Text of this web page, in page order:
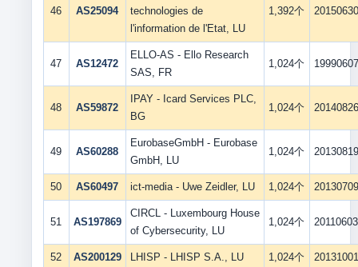
46 AS25094
technologies de
l'information de l'Etat, LU
1,392个 20150630
47 AS12472
ELLO-AS - Ello Research
SAS, FR
1,024个 19990607
48 AS59872
IPAY - Icard Services PLC,
BG
1,024个 20140826
49 AS60288
EurobaseGmbH - Eurobase
GmbH, LU
1,024个 20130819
50 AS60497 ict-media - Uwe Zeidler, LU 1,024个 20130709
51 AS197869
CIRCL - Luxembourg House
of Cybersecurity, LU
1,024个 20110603
52 AS200129 LHISP - LHISP S.A., LU 1,024个 20131001